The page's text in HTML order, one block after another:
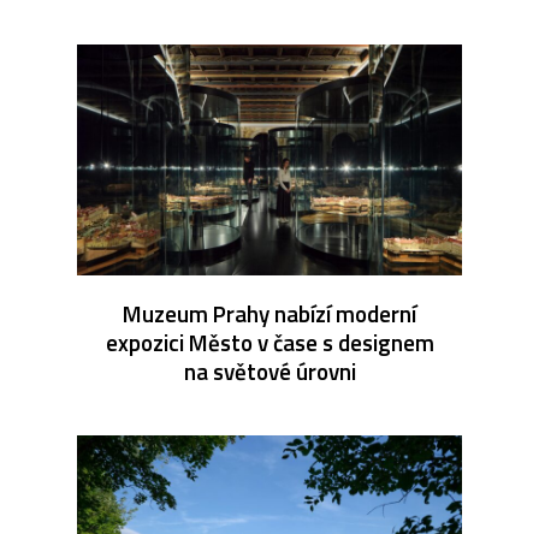
Muzeum Prahy nabízí moderní
expozici Město v čase s designem
na světové úrovni